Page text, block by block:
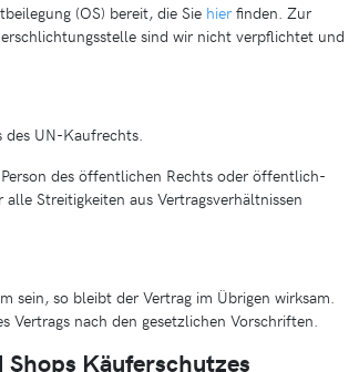
(OS) bereit, die Sie hier finden. Zur
sind wir nicht verpflichtet und
des UN-Kaufrechts.
des öffentlichen Rechts oder öffentlich-
Streitigkeiten aus Vertragsverhältnissen
sein, so bleibt der Vertrag im Übrigen wirksam.
Vertrags nach den gesetzlichen Vorschriften.
Käuferschutzes